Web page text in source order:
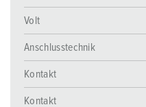
Volt
Anschlusstechnik
Kontakt
Kontakt